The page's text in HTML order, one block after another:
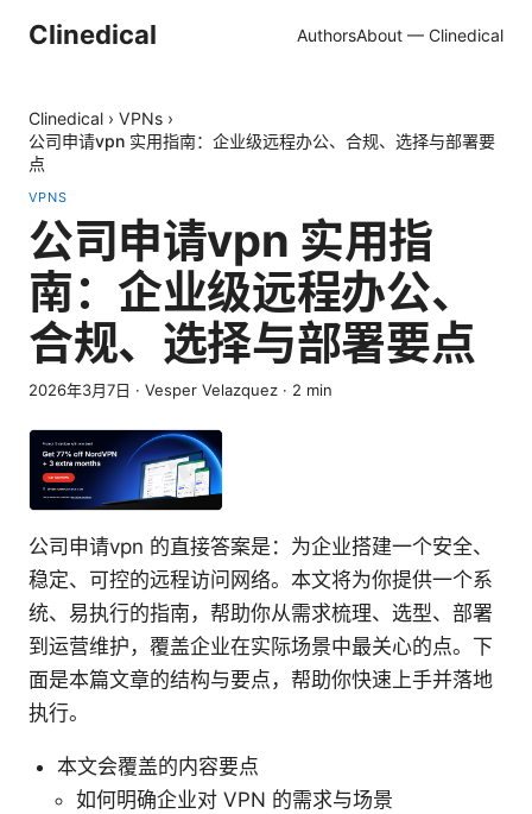
Clinedical AuthorsAbout — Clinedical
Clinedical › VPNs ›
公司申请vpn 实用指南：企业级远程办公、合规、选择与部署要
点
VPNS
公司申请vpn 实用指
南：企业级远程办公、
合规、选择与部署要点
2026年3月7日 · Vesper Velazquez · 2 min
公司申请vpn 的直接答案是：为企业搭建一个安全、
稳定、可控的远程访问网络。本文将为你提供一个系
统、易执行的指南，帮助你从需求梳理、选型、部署
到运营维护，覆盖企业在实际场景中最关心的点。下
面是本篇文章的结构与要点，帮助你快速上手并落地
执行。
本文会覆盖的内容要点
如何明确企业对 VPN 的需求与场景